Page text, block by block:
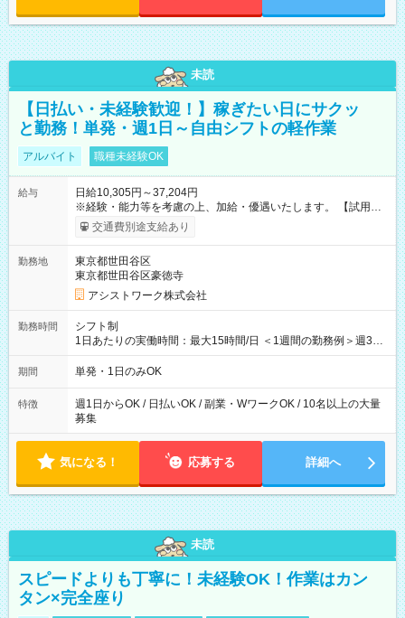
未読
【日払い・未経験歓迎！】稼ぎたい日にサクッ
と勤務！単発・週1日～自由シフトの軽作業
アルバイト 職種未経験OK
給与
日給10,305円～37,204円
※経験・能力等を考慮の上、加給・優遇いたします。 【試用期
間】試用期間なし
交通費別途支給あり
勤務地
東京都世田谷区
東京都世田谷区豪徳寺
アシストワーク株式会社
勤務時間
シフト制
1日あたりの実働時間：最大15時間/日 ＜1週間の勤務例＞週3回
勤務 勤務：月・水・金 休み：火・木・土・日 好きな時にお仕事
可能です！ ※1日あたりの最大実働時間は日勤、夜勤共に勤務し
期間 単発・1日のみOK
特徴
週1日からOK / 日払いOK / 副業・WワークOK / 10名以上の大量
募集
気になる！ 応募する 詳細へ
未読
スピードよりも丁寧に！未経験OK！作業はカン
タン×完全座り